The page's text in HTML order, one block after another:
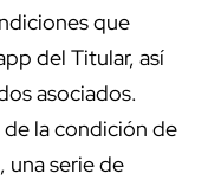
que
del Titular, así
asociados.
la condición de
una serie de